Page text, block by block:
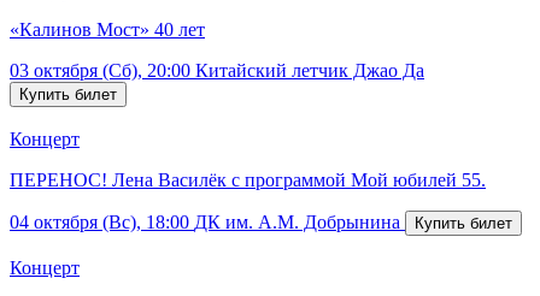
«Калинов Мост» 40 лет
03 октября (Сб), 20:00 Китайский летчик Джао Да
Концерт
ПЕРЕНОС! Лена Василёк с программой Мой юбилей 55.
04 октября (Вс), 18:00 ДК им. А.М. Добрынина
Концерт